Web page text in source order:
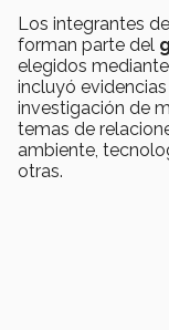
Los integrantes
forman parte del
elegidos
incluyó
investigación de
temas de
ambiente,
otras.